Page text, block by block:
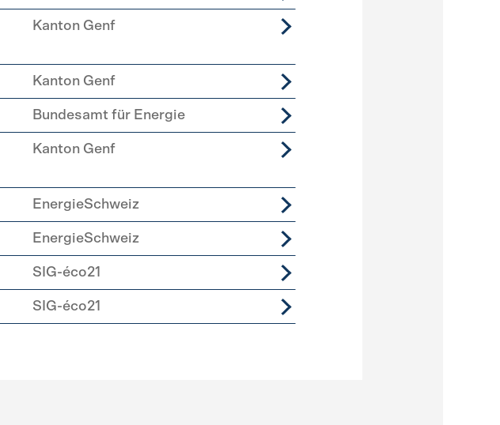
Kanton Genf
Kanton Genf
Bundesamt für Energie
Kanton Genf
EnergieSchweiz
EnergieSchweiz
SIG-éco21
SIG-éco21